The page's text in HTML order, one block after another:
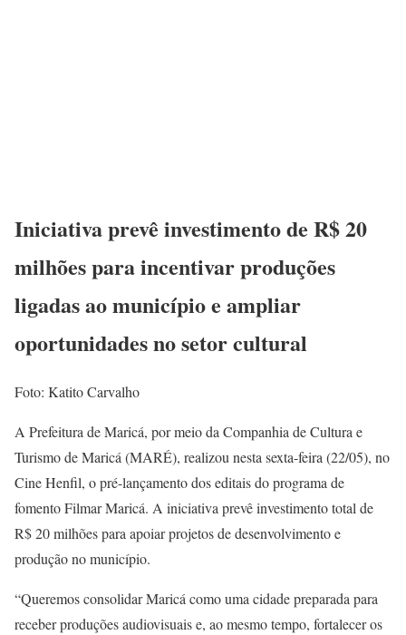
Iniciativa prevê investimento de R$ 20
milhões para incentivar produções
ligadas ao município e ampliar
oportunidades no setor cultural
Foto: Katito Carvalho
A Prefeitura de Maricá, por meio da Companhia de Cultura e
Turismo de Maricá (MARÉ), realizou nesta sexta-feira (22/05), no
Cine Henfil, o pré-lançamento dos editais do programa de
fomento Filmar Maricá. A iniciativa prevê investimento total de
R$ 20 milhões para apoiar projetos de desenvolvimento e
produção no município.
“Queremos consolidar Maricá como uma cidade preparada para
receber produções audiovisuais e, ao mesmo tempo, fortalecer os